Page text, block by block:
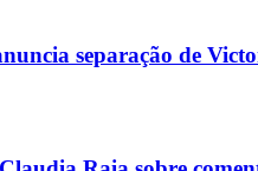
separação de